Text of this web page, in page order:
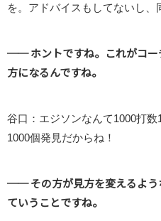
を。アドバイスもしてないし、
── ホントですね。これがコー
方になるんですね。
谷口：エジソンなんて1000打数
1000個発見だからね！
── その方が見方を変えるよう
ていうことですね。